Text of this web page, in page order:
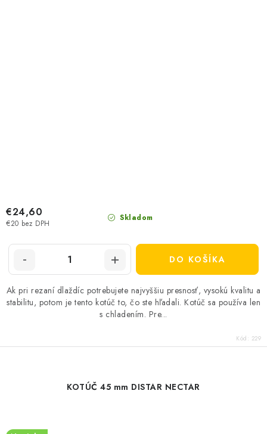
Skladom
€20 bez DPH
€24,60
DO KOŠÍKA
Ak pri rezaní dlaždíc potrebujete najvyššiu presnosť, vysokú kvalitu a
stabilitu, potom je tento kotúč to, čo ste hľadali. Kotúč sa používa len
s chladením. Pre...
Kód: 229
KOTÚČ 45 mm DISTAR NECTAR